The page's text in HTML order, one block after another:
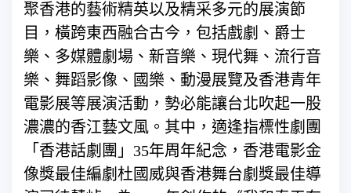
聚香港的藝術精英以及精采多元的展演節
目，橫跨東西融合古今，包括戲劇、爵士
樂、多媒體劇場、新音樂、現代舞、流行音
樂、舞蹈影像、國樂、動漫展覽及香港青年
電影展等展演活動，勢必能讓台北吹起一股
濃濃的香江藝文風。其中，適逢指標性劇團
「香港話劇團」35年周年紀念，香港電影金
像獎最佳編劇杜國威與香港舞台劇獎最佳導